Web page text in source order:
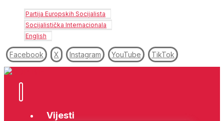
Partija Europskih Socijalista
Socijalistička Internacionala
English
Facebook X Instagram YouTube TikTok
Vijesti